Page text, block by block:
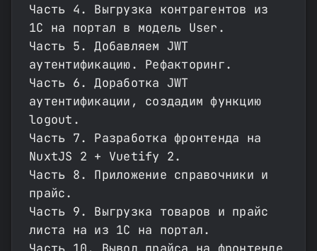
Часть 4. Выгрузка контрагентов из
1С на портал в модель User.
Часть 5. Добавляем JWT
аутентификацию. Рефакторинг.
Часть 6. Доработка JWT
аутентификации, создадим функцию
logout.
Часть 7. Разработка фронтенда на
NuxtJS 2 + Vuetify 2.
Часть 8. Приложение справочники и
прайс.
Часть 9. Выгрузка товаров и прайс
листа на из 1С на портал.